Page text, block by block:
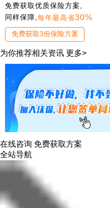
免费获取优质保险方案,
同样保障, 每年最高省30%
免费获取3份保险方案
为你推荐相关资讯 更多>
在线咨询 免费获取方案
全站导航